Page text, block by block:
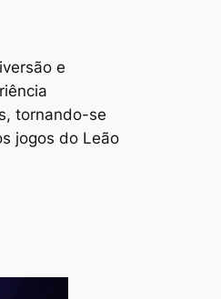
e
tornando-se
jogos do Leão